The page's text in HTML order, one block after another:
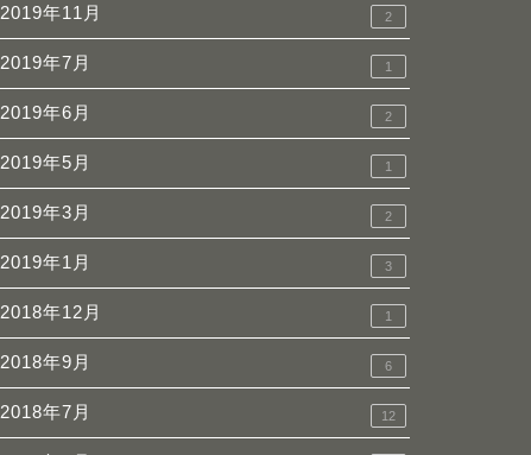
2019年11月 2
2019年7月 1
2019年6月 2
2019年5月 1
2019年3月 2
2019年1月 3
2018年12月 1
2018年9月 6
2018年7月 12